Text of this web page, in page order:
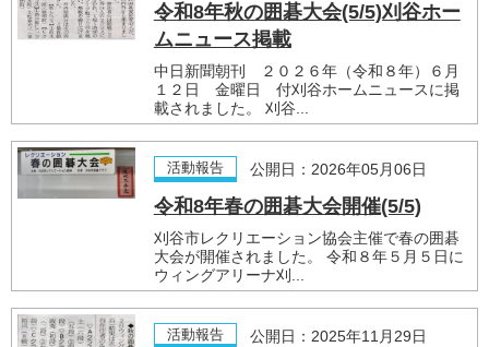
令和8年秋の囲碁大会(5/5)刈谷ホー
ムニュース掲載
中日新聞朝刊 ２０２６年（令和８年）６月
１２日 金曜日 付刈谷ホームニュースに掲
載されました。 刈谷...
活動報告 公開日：2026年05月06日
令和8年春の囲碁大会開催(5/5)
刈谷市レクリエーション協会主催で春の囲碁
大会が開催されました。 令和８年５月５日に
ウィングアリーナ刈...
活動報告 公開日：2025年11月29日